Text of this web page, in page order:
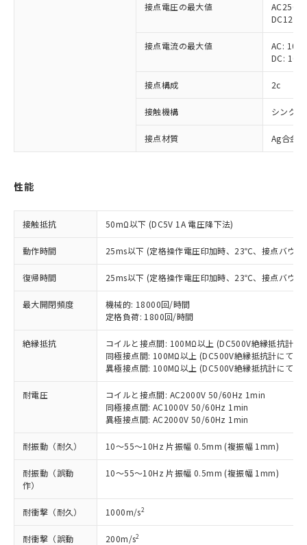
接点電圧の最大値
AC250V
DC125V
接点電流の最大値
AC: 10A
DC: 10A
接点構成 2c
接触機構 シングル
接点材質 Ag合金
性能
接触抵抗 50mΩ以下 (DC5V 1A 電圧降下法)
動作時間 25ms以下 (定格操作電圧印加時、23℃、接点バウン
復帰時間 25ms以下 (定格操作電圧印加時、23℃、接点バウン
最大開閉頻度
機械的: 18000回/時間
定格負荷: 1800回/時間
絶縁抵抗
コイルと接点間: 100MΩ以上 (DC500V絶縁抵抗計に
同極接点間: 100MΩ以上 (DC500V絶縁抵抗計にて)
異極接点間: 100MΩ以上 (DC500V絶縁抵抗計にて)
耐電圧
コイルと接点間: AC2000V 50/60Hz 1min
同極接点間: AC1000V 50/60Hz 1min
異極接点間: AC2000V 50/60Hz 1min
耐振動（耐久） 10～55～10Hz 片振幅 0.5mm (複振幅 1mm)
耐振動（誤動
作）
10～55～10Hz 片振幅 0.5mm (複振幅 1mm)
耐衝撃（耐久） 1000m/s2
耐衝撃（誤動 200m/s2
ご利用条件
以下の条件をお読みいただき、同意のうえ
ご利用ください。
本サービスは、当社制御機器事業取扱
商品の当社在庫状況および標準価格
(税抜)を提供させていただくもので
当社制御機器事業取扱商品の中には、
ことをご了承ください。
在庫状況および標準価格照会結果は、
記載している更新日時点での社内デー
タに基づき作成されるものであり、閲
覧された時点での実際の在庫および標
準価格とは異なる場合があることをご
了承ください。
対応済み：EU RoHS指令（10物質）の
非含有に対応した製品が提供可能な商品で
す。
対応予定：EU RoHS指令（10物質）の非含
有に対応した製品に切り替える予定のある
商品です。
対応予定なし：EU RoHS指令（10物質）の
非含有に非対応の商品で、対応品を出す予
定はありません。
調査・確認中：EU RoHS指令（10物質）の
非含有の対応状況を調査中または確認中の
非該当品：ライセンス料など無形物で、有
害物質有無と関係のない商品です。
仕入先様の事情により、非含有部品として
いたものが、含有品と判明した場合などや
むを得ず変更することがあります。
鉛(Pb) 1000ppm以下、 水銀(Hg) 1000ppm以下、 カド
ミウム(Cd) 100ppm以下、
六価クロム(Cr(Ⅵ)) 1000ppm以下、ポリ臭化ビフェニル
(PBDE) 1000ppm以下、フタル酸ビス(2-エチルヘキシ
※1 中国RoHS○×表
「○」：最大均質材料含有率が中国RoHSの
基準値以下であることを示します。
「×」：最大均質材料含有率が中国RoHSの
基準値を超えていることを示します。
「－」：未確認です。当社販売部門へお問
い合わせください。
*中国RoHS10物質の基準値 (GB/T26572)：
Pb(鉛) :1000ppm、 Hg(水銀) : 1000ppm、 Cd(カドミウ
Cr(Ⅵ)(六価クロム) : 1000ppm、 PBBs(ポリ臭化ビフェ
当社は、これら貴社製品のうち、外国
為替および外国貿易法に定める商品
（以下｢規制貨物等」という）を輸出
国政府の輸出許可(または役務取引許
可)を取得するなどの必要な手続きを
とります。
号
説明